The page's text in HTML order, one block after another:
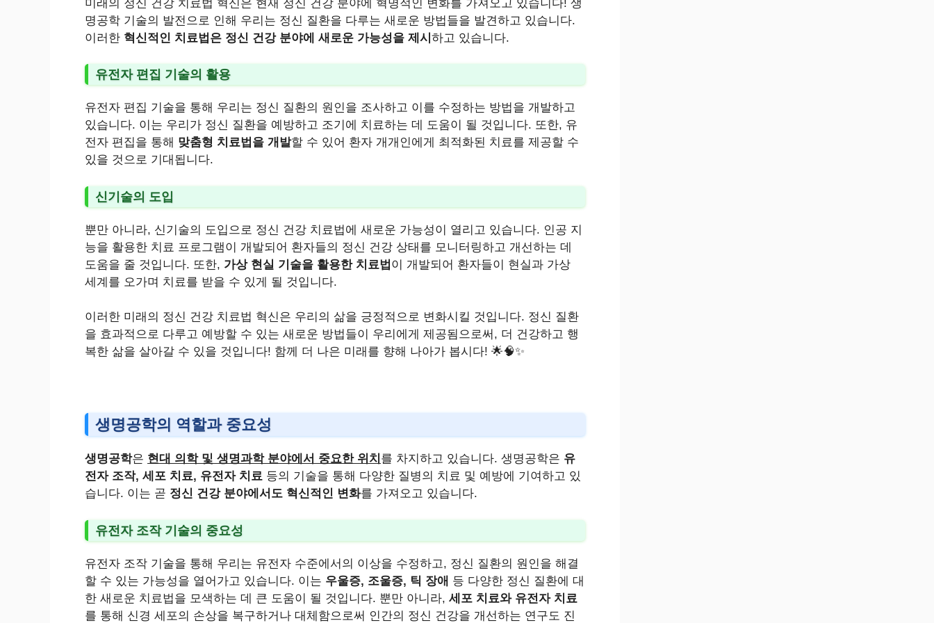
미래의 정신 건강 치료법 혁신은 현재 정신 건강 분야에 혁명적인 변화를 가져오고 있습니다! 생
명공학 기술의 발전으로 인해 우리는 정신 질환을 다루는 새로운 방법들을 발견하고 있습니다.
이러한 혁신적인 치료법은 정신 건강 분야에 새로운 가능성을 제시 하고 있습니다.
유전자 편집 기술의 활용
유전자 편집 기술을 통해 우리는 정신 질환의 원인을 조사하고 이를 수정하는 방법을 개발하고
있습니다. 이는 우리가 정신 질환을 예방하고 조기에 치료하는 데 도움이 될 것입니다. 또한, 유
전자 편집을 통해 맞춤형 치료법을 개발할 수 있어 환자 개개인에게 최적화된 치료를 제공할 수
있을 것으로 기대됩니다.
신기술의 도입
뿐만 아니라, 신기술의 도입으로 정신 건강 치료법에 새로운 가능성이 열리고 있습니다. 인공 지
능을 활용한 치료 프로그램이 개발되어 환자들의 정신 건강 상태를 모니터링하고 개선하는 데
도움을 줄 것입니다. 또한, 가상 현실 기술을 활용한 치료법 이 개발되어 환자들이 현실과 가상
세계를 오가며 치료를 받을 수 있게 될 것입니다.
이러한 미래의 정신 건강 치료법 혁신은 우리의 삶을 긍정적으로 변화시킬 것입니다. 정신 질환
을 효과적으로 다루고 예방할 수 있는 새로운 방법들이 우리에게 제공됨으로써, 더 건강하고 행
복한 삶을 살아갈 수 있을 것입니다! 함께 더 나은 미래를 향해 나아가 봅시다! 🌟🧠✨
생명공학의 역할과 중요성
생명공학은 현대 의학 및 생명과학 분야에서 중요한 위치 를 차지하고 있습니다. 생명공학은 유
전자 조작, 세포 치료, 유전자 치료 등의 기술을 통해 다양한 질병의 치료 및 예방에 기여하고 있
습니다. 이는 곧 정신 건강 분야에서도 혁신적인 변화를 가져오고 있습니다.
유전자 조작 기술의 중요성
유전자 조작 기술을 통해 우리는 유전자 수준에서의 이상을 수정하고, 정신 질환의 원인을 해결
할 수 있는 가능성을 열어가고 있습니다. 이는 우울증, 조울증, 틱 장애 등 다양한 정신 질환에 대
한 새로운 치료법을 모색하는 데 큰 도움이 될 것입니다. 뿐만 아니라, 세포 치료와 유전자 치료
를 통해 신경 세포의 손상을 복구하거나 대체함으로써 인간의 정신 건강을 개선하는 연구도 진